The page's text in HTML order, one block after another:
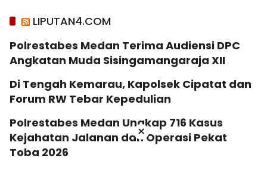
LIPUTAN4.COM
Polrestabes Medan Terima Audiensi DPC
Angkatan Muda Sisingamangaraja XII
Di Tengah Kemarau, Kapolsek Cipatat dan
Forum RW Tebar Kepedulian
Polrestabes Medan Ungkap 716 Kasus
Kejahatan Jalanan dan Operasi Pekat
Toba 2026
×